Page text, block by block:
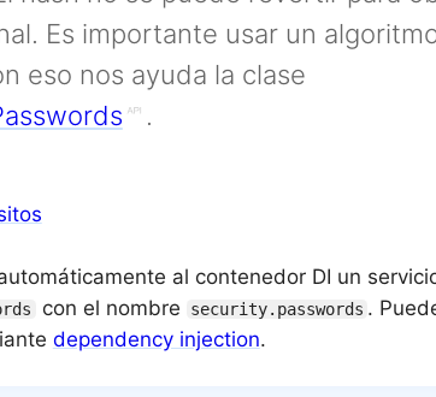
Es importante usar un
eso nos ayuda la clase
.
al contenedor DI un
con el nombre security.passwords .
dependency injection.